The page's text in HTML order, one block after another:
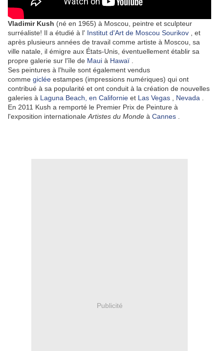
Vladimir Kush (né en 1965) à Moscou, peintre et sculpteur
surréaliste! Il a étudié à l' Institut d'Art de Moscou Sourikov , et
après plusieurs années de travail comme artiste à Moscou, sa
ville natale, il émigre aux États-Unis, éventuellement établir sa
propre galerie sur l'île de Maui à Hawaï
Ses peintures à l'huile sont également vendus
comme giclée estampes (impressions numériques) qui ont
contribué à sa popularité et ont conduit à la création de nouvelles
galeries à Laguna Beach, en Californie et Las Vegas Nevada
En 2011 Kush a remporté le Premier Prix de Peinture à
l'exposition internationale Artistes du Monde à Cannes
Publicité